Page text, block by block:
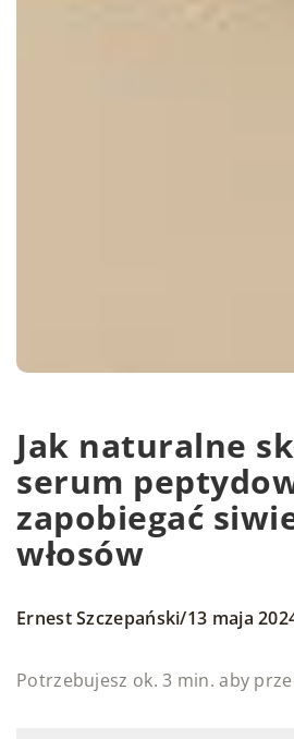
Jak naturalne
serum
zapobiegać
włosów
Ernest Szczepański/13 maja
Potrzebujesz ok. 3 min. aby